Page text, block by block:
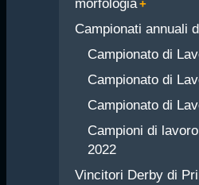
morfologia
Campionati annuali
Campionato di
Campionato di
Campionato di
Campioni di
2022
Vincitori Derby di